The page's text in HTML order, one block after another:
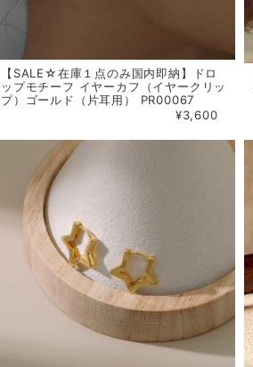
【SALE☆在庫１点のみ国内即納】ドロ
ップモチーフ イヤーカフ（イヤークリッ
プ）ゴールド（片耳用） PR00067
¥3,600